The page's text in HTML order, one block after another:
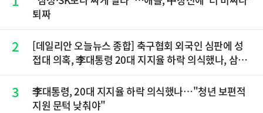
퇴짜
2
[데일리안 오늘뉴스 종합] 축구협회 외국인 심판에 성
접대 의혹, 李대통령 20대 지지율 하락 의식했나, 삼전
재점화, 김민석 "과반 승리 가능성 99%" 등
3
李대통령, 20대 지지율 하락 의식했나…"청년 보편적
지원 문턱 낮춰야"